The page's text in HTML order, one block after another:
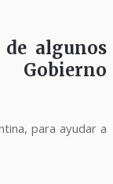
algunos
para ayudar a